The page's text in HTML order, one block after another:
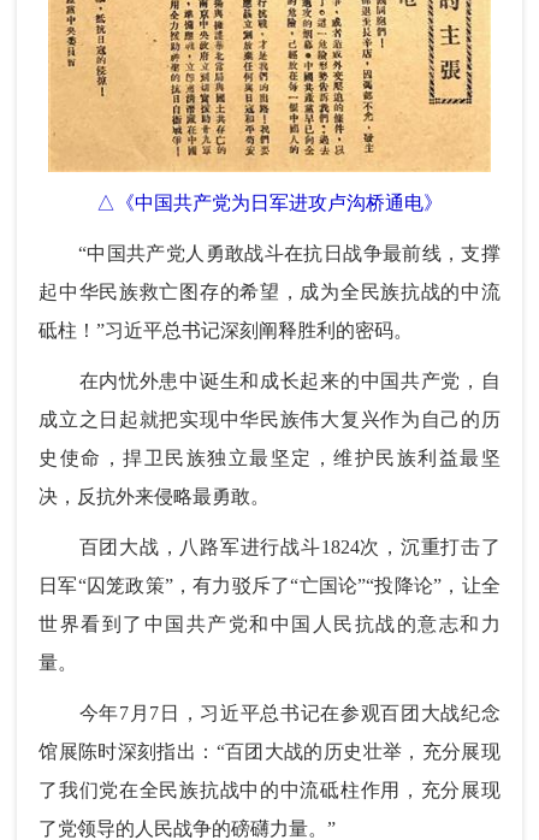
△《中国共产党为日军进攻卢沟桥通电》
“中国共产党人勇敢战斗在抗日战争最前线，支撑
起中华民族救亡图存的希望，成为全民族抗战的中流
砥柱！”习近平总书记深刻阐释胜利的密码。
在内忧外患中诞生和成长起来的中国共产党，自
成立之日起就把实现中华民族伟大复兴作为自己的历
史使命，捍卫民族独立最坚定，维护民族利益最坚
决，反抗外来侵略最勇敢。
百团大战，八路军进行战斗1824次，沉重打击了
日军“囚笼政策”，有力驳斥了“亡国论”“投降论”，让全
世界看到了中国共产党和中国人民抗战的意志和力
量。
今年7月7日，习近平总书记在参观百团大战纪念
馆展陈时深刻指出：“百团大战的历史壮举，充分展现
了我们党在全民族抗战中的中流砥柱作用，充分展现
了党领导的人民战争的磅礴力量。”